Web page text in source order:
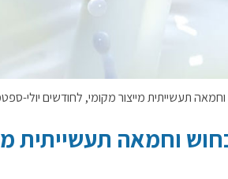
תעשייתית מייצור מקומי, לחודשים יולי-ספטמבר
וחמאה תעשייתית